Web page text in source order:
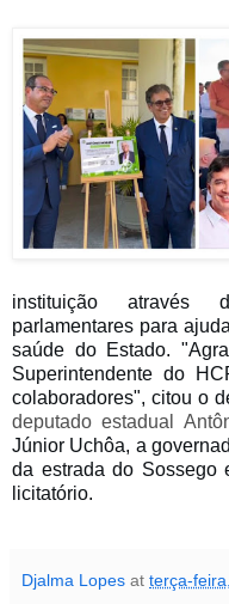
instituição através
parlamentares para
saúde do Estado.
Superintendente do
colaboradores", citou o
deputado estadual
Júnior Uchôa, a
da estrada do Sossego
licitatório.
Djalma Lopes at terça-